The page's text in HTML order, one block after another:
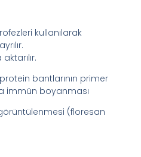
kullanılarak
bantlarının primer
immün boyanması
(floresan